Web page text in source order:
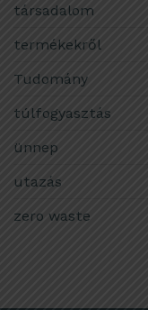
társadalom
termékekről
Tudomány
túlfogyasztás
ünnep
utazás
zero waste